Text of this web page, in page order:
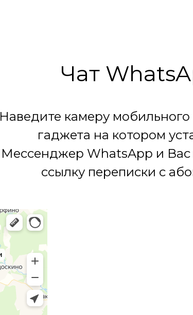
Чат
Наведите камеру
гаджета на котором
Мессенджер WhatsApp и Вас
ссылку переписки с